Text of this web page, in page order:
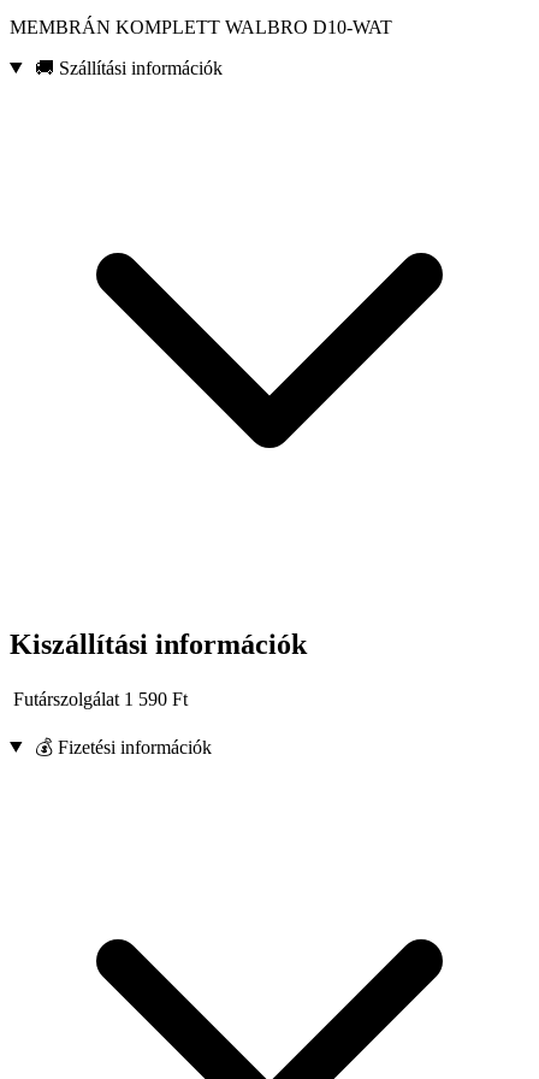
MEMBRÁN KOMPLETT WALBRO D10-WAT
🚚 Szállítási információk
Kiszállítási információk
Futárszolgálat 1 590 Ft
💰 Fizetési információk